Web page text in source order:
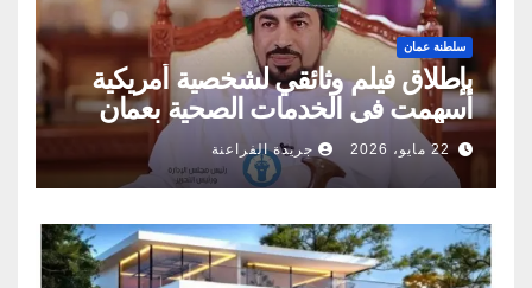
سلطنة عمان
بإطلاق فيلم وثائقي لشخصية أمريكية
أسهمت في الخدمات الصحية بعمان
22 مايو، 2026 جريدة الفراعنة